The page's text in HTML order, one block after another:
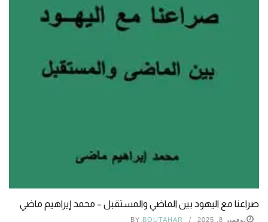
صراعنا مع اليهود بين الماضي والمستقبل – محمد إيراهيم ماضي
نوفمبر 8, 2025 BY BOUTAHAR